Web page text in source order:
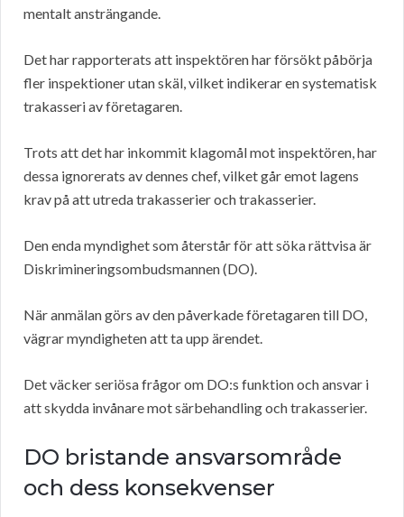
mentalt ansträngande.
Det har rapporterats att inspektören har försökt påbörja
fler inspektioner utan skäl, vilket indikerar en systematisk
trakasseri av företagaren.
Trots att det har inkommit klagomål mot inspektören, har
dessa ignorerats av dennes chef, vilket går emot lagens
krav på att utreda trakasserier och trakasserier.
Den enda myndighet som återstår för att söka rättvisa är
Diskrimineringsombudsmannen (DO).
När anmälan görs av den påverkade företagaren till DO,
vägrar myndigheten att ta upp ärendet.
Det väcker seriösa frågor om DO:s funktion och ansvar i
att skydda invånare mot särbehandling och trakasserier.
DO bristande ansvarsområde
och dess konsekvenser